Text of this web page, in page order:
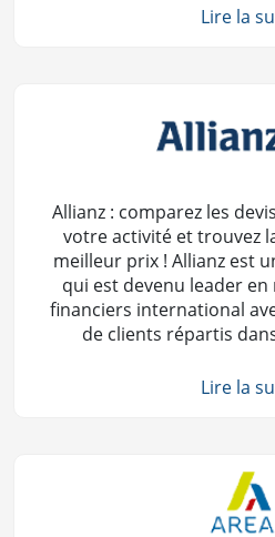
Lire la
Allianz : comparez les
votre activité et trouvez
meilleur prix ! Allianz est
qui est devenu leader
financiers international
de clients répartis
Lire la